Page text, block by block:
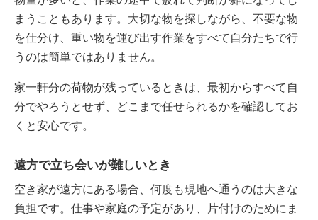
まうこともあります。大切な物を探しながら、不要な物
を仕分け、重い物を運び出す作業をすべて自分たちで行
うのは簡単ではありません。
家一軒分の荷物が残っているときは、最初からすべて自
分でやろうとせず、どこまで任せられるかを確認してお
くと安心です。
遠方で立ち会いが難しいとき
空き家が遠方にある場合、何度も現地へ通うのは大きな
負担です。仕事や家庭の予定があり、片付けのためにま